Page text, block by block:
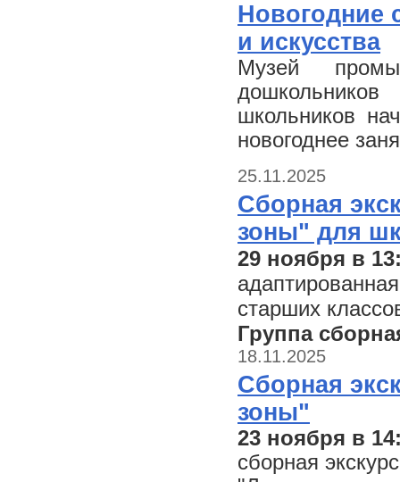
Новогодние
и искусства
Музей
школьников
новогоднее
25.11.2025
Сборная
зоны" для
29 ноября в
старших
Группа
18.11.2025
Сборная
зоны"
23 ноября в
сборная